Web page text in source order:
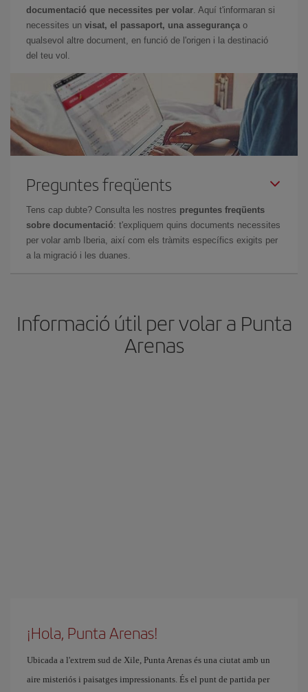
documentació que necessites per volar. Aquí t'informaran si
necessites un visat, el passaport, una assegurança o
qualsevol altre document, en funció de l'origen i la destinació
del teu vol.
Preguntes freqüents
Tens cap dubte? Consulta les nostres preguntes freqüents
sobre documentació: t'expliquem quins documents necessites
per volar amb Iberia, així com els tràmits específics exigits per
a la migració i les duanes.
Informació útil per volar a Punta
Arenas
¡Hola, Punta Arenas!
Ubicada a l'extrem sud de Xile, Punta Arenas és una ciutat amb un
aire misteriós i paisatges impressionants. És el punt de partida per